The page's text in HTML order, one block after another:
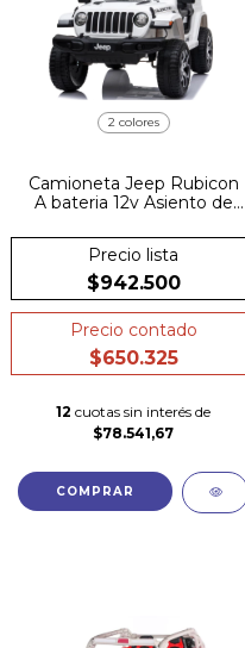
2 colores
Camioneta Jeep Rubicon
A bateria 12v Asiento de
Precio lista
$942.500
Precio contado
$650.325
12 cuotas sin interés de
$78.541,67
COMPRAR